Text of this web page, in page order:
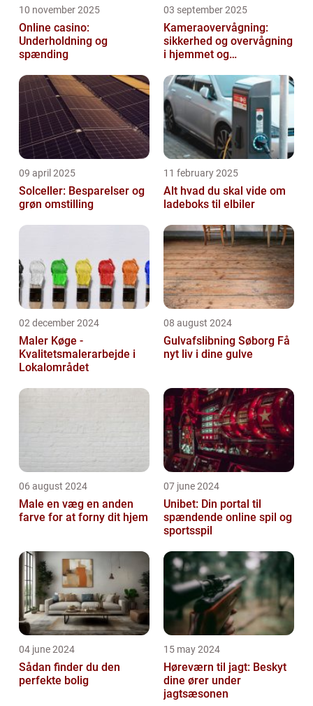
10 november 2025
Online casino:
Underholdning og
spænding
03 september 2025
Kameraovervågning:
sikkerhed og overvågning
i hjemmet og
09 april 2025
Solceller: Besparelser og
grøn omstilling
11 february 2025
Alt hvad du skal vide om
ladeboks til elbiler
02 december 2024
Maler Køge -
Kvalitetsmalerarbejde i
Lokalområdet
08 august 2024
Gulvafslibning Søborg Få
nyt liv i dine gulve
06 august 2024
Male en væg en anden
farve for at forny dit hjem
07 june 2024
Unibet: Din portal til
spændende online spil og
sportsspil
04 june 2024
Sådan finder du den
perfekte bolig
15 may 2024
Høreværn til jagt: Beskyt
dine ører under
jagtsæsonen